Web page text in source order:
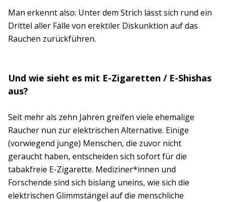
Man erkennt also: Unter dem Strich lässt sich rund ein
Drittel aller Fälle von erektiler Diskunktion auf das
Rauchen zurückführen.
Und wie sieht es mit E-Zigaretten / E-Shishas
aus?
Seit mehr als zehn Jahren greifen viele ehemalige
Raucher nun zur elektrischen Alternative. Einige
(vorwiegend junge) Menschen, die zuvor nicht
geraucht haben, entscheiden sich sofort für die
tabakfreie E-Zigarette. Mediziner*innen und
Forschende sind sich bislang uneins, wie sich die
elektrischen Glimmstängel auf die menschliche